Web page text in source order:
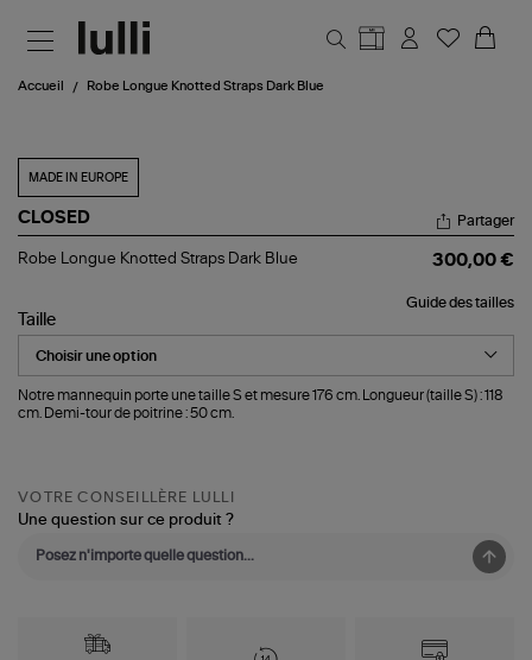
Accueil Robe Longue Knotted Straps Dark Blue
MADE IN EUROPE
CLOSED
Robe
Straps
Dark
Blue
Partager
Robe Longue Knotted Straps Dark Blue 300,00 €
Guide des tailles
Taille
Notre mannequin porte une taille S et mesure 176 cm. Longueur (taille S) : 118
cm. Demi-tour de poitrine : 50 cm.
VOTRE CONSEILLÈRE LULLI
Une question sur ce produit ?